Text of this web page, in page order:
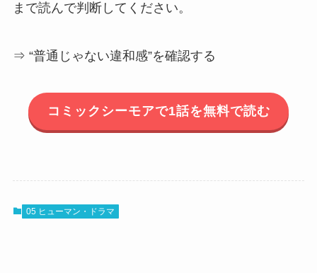
まで読んで判断してください。
⇒ “普通じゃない違和感”を確認する
コミックシーモアで1話を無料で読む
05 ヒューマン・ドラマ